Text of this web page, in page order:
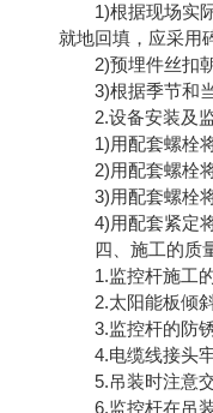
1)根据现场实际
就地回填，应采用
2)预埋件丝扣朝
3)根据季节和当
2.设备安装及监
1)用配套螺栓将
2)用配套螺栓将
3)用配套螺栓将
4)用配套紧定将
四、施工的质量
1.监控杆施工的
2.太阳能板倾斜
3.监控杆的防锈
4.电缆线接头牢
5.吊装时注意交
6.监控杆在吊装